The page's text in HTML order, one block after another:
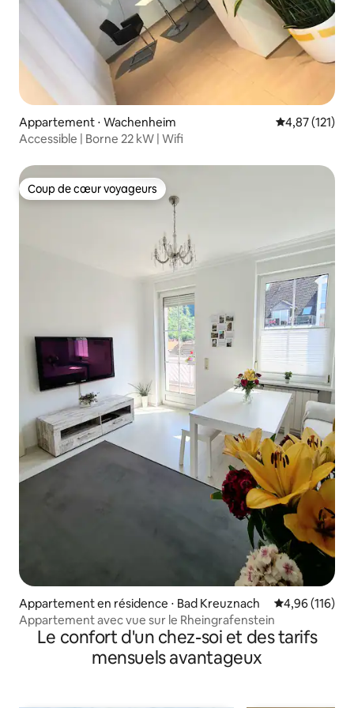
Appartement ⋅ Wachenheim Évaluation
4,87 (121)
Accessible | Borne 22 kW | Wifi
Coup de cœur voyageurs
Coup de cœur voyageurs
Appartement en résidence ⋅ Bad Kreuznach Évaluation
4,96 (116)
Appartement avec vue sur le Rheingrafenstein
Le confort d'un chez-soi et des tarifs
mensuels avantageux